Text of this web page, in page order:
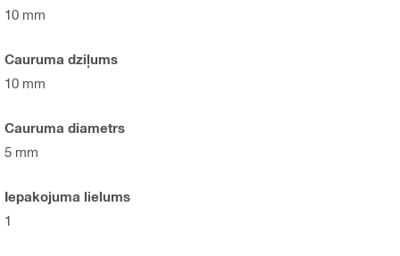
10 mm
Cauruma dziļums
10 mm
Cauruma diametrs
5 mm
Iepakojuma lielums
1